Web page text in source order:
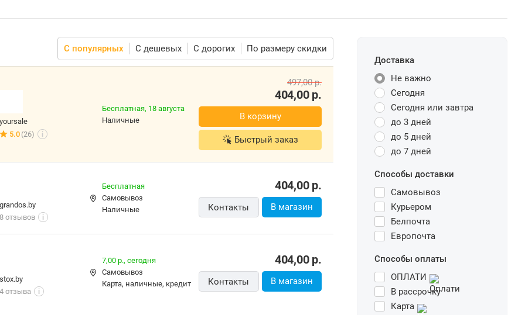
С популярных С дешевых С дорогих По размеру скидки
yoursale
5.0 (26) i
Бесплатная, 18 августа
наличные
404,00р.
497,00р.
В корзину
Быстрый заказ
grandos.by
8 отзывов
i
Бесплатная
Самовывоз
наличные
404,00р.
Контакты В магазин
stox.by
4 отзыва
i
7,00 р., сегодня
Самовывоз
карта, наличные, кредит
404,00р.
Контакты В магазин
Доставка
Не важно
Сегодня
Сегодня или завтра
до 3 дней
до 5 дней
до 7 дней
Способы доставки
Самовывоз
Курьером
Белпочта
Европочта
Способы оплаты
ОПЛАТИ
В рассрочку
Карта